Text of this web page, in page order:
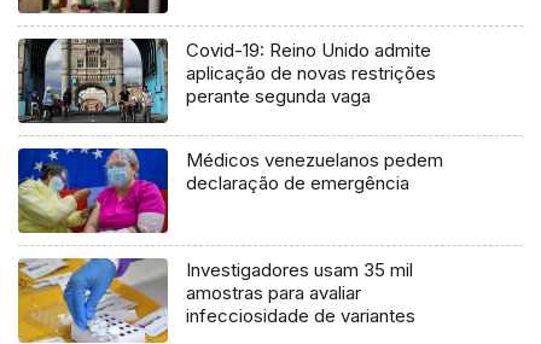
Covid-19: Reino Unido admite
aplicação de novas restrições
perante segunda vaga
Médicos venezuelanos pedem
declaração de emergência
Investigadores usam 35 mil
amostras para avaliar
infecciosidade de variantes